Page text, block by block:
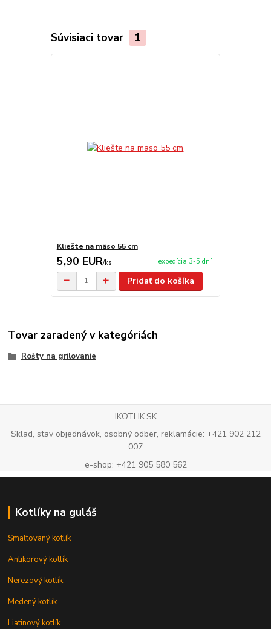
Súvisiaci tovar 1
Kliešte na mäso 55 cm
5,90 EUR/ks expedícia 3-5 dní
Pridať do košíka
Tovar zaradený v kategóriách
Rošty na grilovanie
IKOTLIK.SK
Sklad, stav objednávok, osobný odber, reklamácie: +421 902 212
007
e-shop: +421 905 580 562
Kotlíky na guláš
Smaltovaný kotlík
Antikorový kotlík
Nerezový kotlík
Medený kotlík
Liatinový kotlík